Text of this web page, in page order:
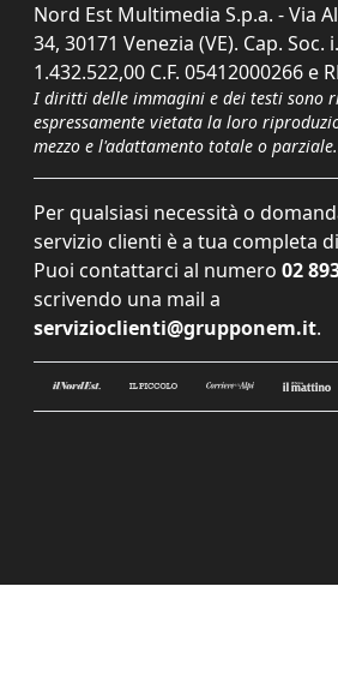
Nord Est Multimedia S.p.a. - Via
34, 30171 Venezia (VE). Cap. Soc.
1.432.522,00 C.F. 05412000266 e
I diritti delle immagini e dei testi sono
espressamente vietata la loro
mezzo e l'adattamento totale o parziale.
Per qualsiasi necessità o
servizio clienti è a tua completa
Puoi contattarci al numero 02
scrivendo una mail a
servizioclienti@grupponem.it.